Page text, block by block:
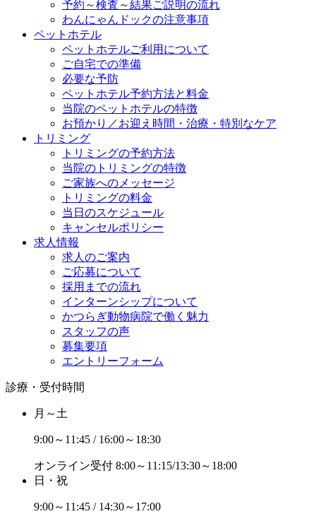
予約～検査～結果ご説明の流れ
わんにゃんドックの注意事項
ペットホテル
ペットホテルご利用について
ご自宅での準備
必要な予防
ペットホテル予約方法と料金
当院のペットホテルの特徴
お預かり／お迎え時間・治療・特別なケア
トリミング
トリミングの予約方法
当院のトリミングの特徴
ご家族へのメッセージ
トリミングの料金
当日のスケジュール
キャンセルポリシー
求人情報
求人のご案内
ご応募について
採用までの流れ
インターンシップについて
かつらぎ動物病院で働く魅力
スタッフの声
募集要項
エントリーフォーム
診療・受付時間
月～土
9:00～11:45 / 16:00～18:30
オンライン受付 8:00～11:15/13:30～18:00
日・祝
9:00～11:45 / 14:30～17:00